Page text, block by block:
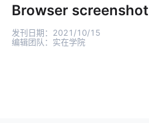
Browser screenshot
发刊日期： 2021/10/15
编辑团队： 实在学院